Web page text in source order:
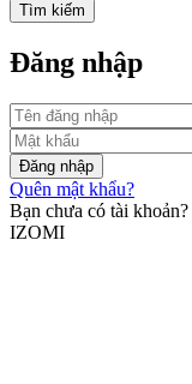
Tìm kiếm
Đăng nhập
Đăng nhập
Quên mật khẩu?
Bạn chưa có tài khoản?
IZOMI